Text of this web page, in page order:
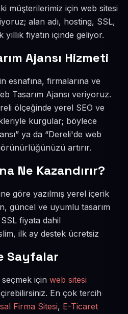
müşterilerimiz için web sitesi
alan adı, hosting, SSL,
fiyatın içinde geliyor.
Ajansı Hizmeti
esnafına, firmalarına ve
Tasarım Ajansı veriyoruz.
ölçeğinde yerel SEO ve
kurgular; böylece
ya da “Dereli'de web
artırır.
Ne Kazandırır?
göre yazılmış yerel içerik
güncel ve uyumlu tasarım
fiyata dahil
ilk ay destek ücretsiz
Sayfalar
için web sitesi
En çok tercih
Firma Sitesi, E-Ticaret